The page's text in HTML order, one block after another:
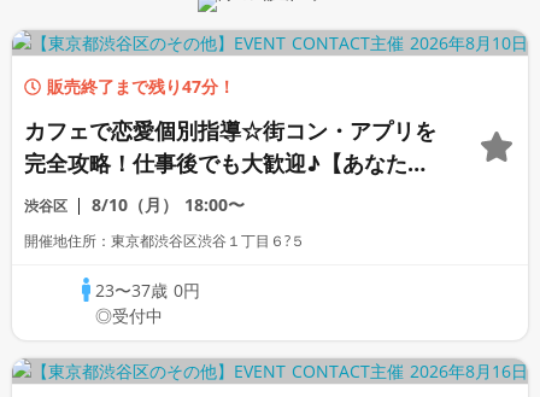
販売終了まで残り47分！
カフェで恋愛個別指導☆街コン・アプリを
完全攻略！仕事後でも大歓迎♪【あなたの
お悩み解決します】
渋谷区 8/10（月） 18:00〜
開催地住所：東京都渋谷区渋谷１丁目６?５
23〜37歳0円
◎受付中